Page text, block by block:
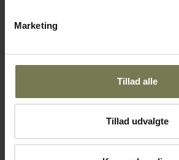
Marketing
Tillad alle
Tillad udvalgte
Pujadas fad, 1/1 GN, 2 cm, hvid